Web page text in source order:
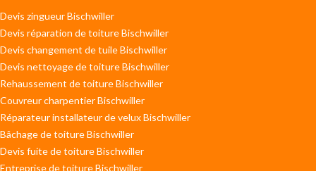
Devis zingueur Bischwiller
Devis réparation de toiture Bischwiller
Devis changement de tuile Bischwiller
Devis nettoyage de toiture Bischwiller
Rehaussement de toiture Bischwiller
Couvreur charpentier Bischwiller
Réparateur installateur de velux Bischwiller
Bâchage de toiture Bischwiller
Devis fuite de toiture Bischwiller
Entreprise de toiture Bischwiller